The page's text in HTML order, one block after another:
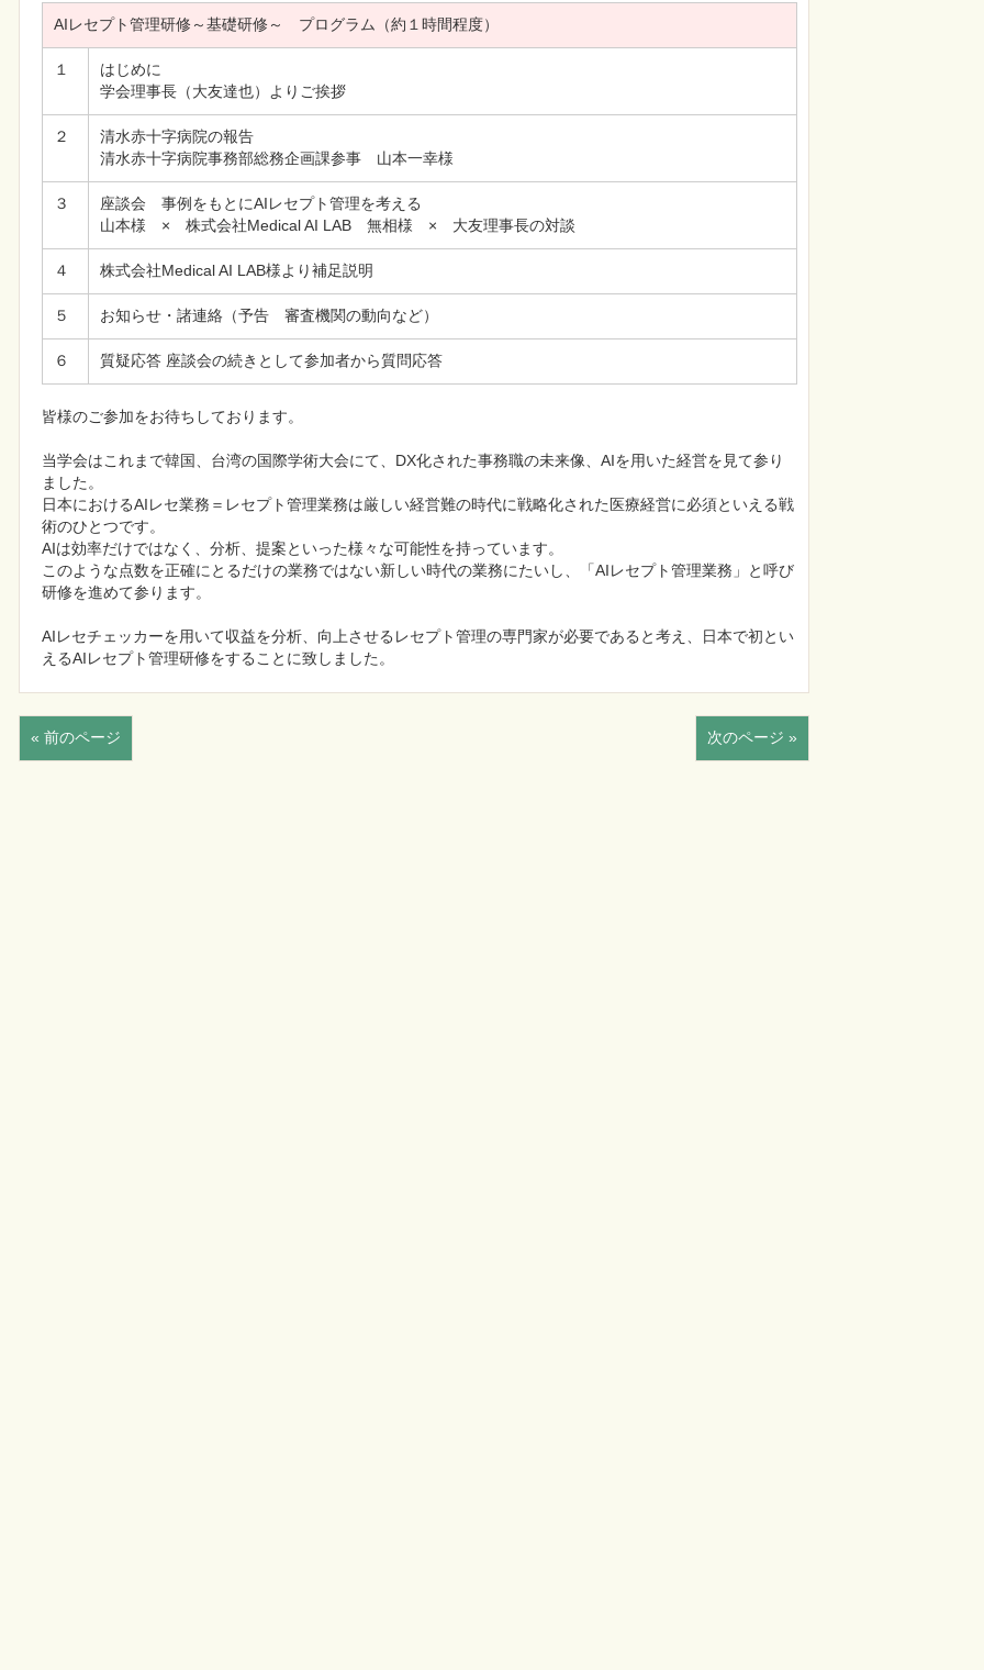
AIレセプト管理研修～基礎研修～　プログラム（約１時間程度）
１
はじめに
学会理事長（大友達也）よりご挨拶
２
清水赤十字病院の報告
清水赤十字病院事務部総務企画課参事　山本一幸様
３
座談会　事例をもとにAIレセプト管理を考える
山本様　×　株式会社Medical AI LAB　無相様　×　大友理事長の対談
４ 株式会社Medical AI LAB様より補足説明
５ お知らせ・諸連絡（予告　審査機関の動向など）
６ 質疑応答 座談会の続きとして参加者から質問応答
皆様のご参加をお待ちしております。
当学会はこれまで韓国、台湾の国際学術大会にて、DX化された事務職の未来像、AIを用いた経営を見て参り
ました。
日本におけるAIレセ業務＝レセプト管理業務は厳しい経営難の時代に戦略化された医療経営に必須といえる戦
術のひとつです。
AIは効率だけではなく、分析、提案といった様々な可能性を持っています。
このような点数を正確にとるだけの業務ではない新しい時代の業務にたいし、「AIレセプト管理業務」と呼び
研修を進めて参ります。
AIレセチェッカーを用いて収益を分析、向上させるレセプト管理の専門家が必要であると考え、日本で初とい
えるAIレセプト管理研修をすることに致しました。
« 前のページ 次のページ »